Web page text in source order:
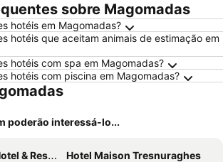
sobre Magomadas
hotéis em Magomadas?
hotéis que aceitam animais de estimação em
hotéis com spa em Magomadas?
hotéis com piscina em Magomadas?
poderão interessá-lo...
& Resort
Hotel Maison Tresnuraghes